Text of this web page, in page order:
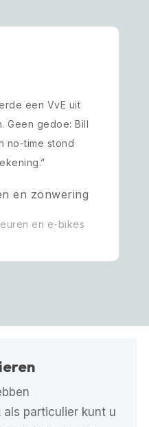
een VvE uit
Geen gedoe: Bill
no-time stond
en zonwering
en e-bikes
als particulier kunt u